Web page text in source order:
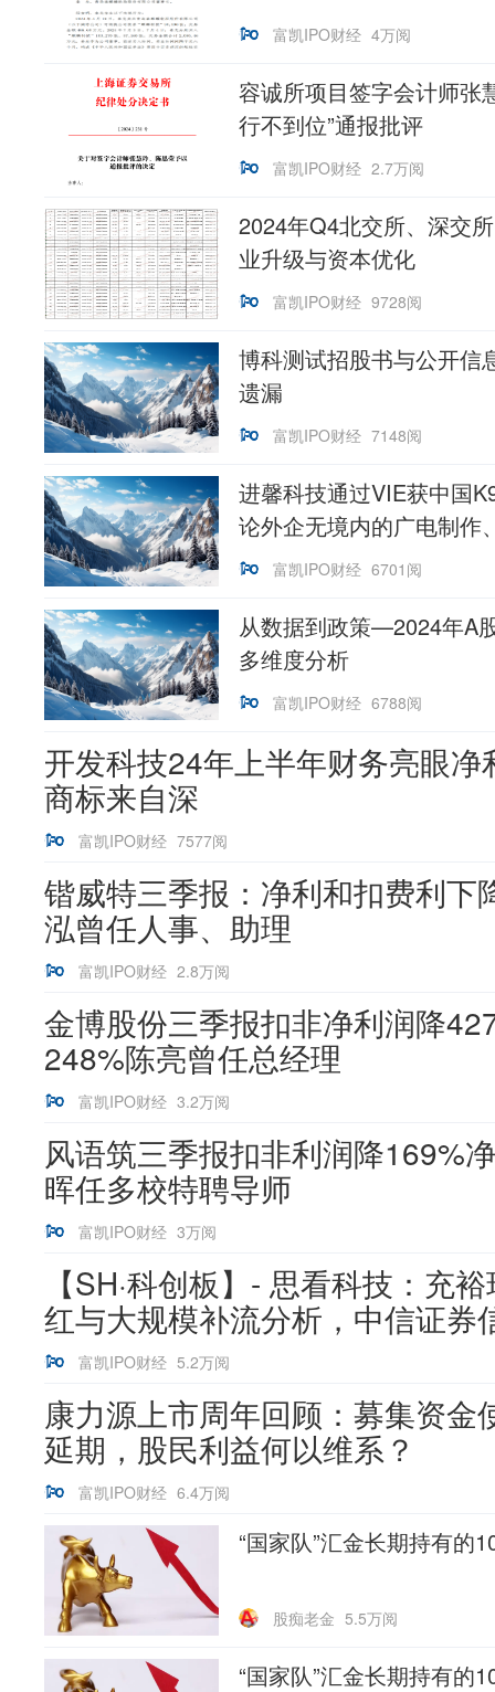
富凯IPO财经 4万阅
容诚所项目签字会计师张
行不到位”通报批评
富凯IPO财经 2.7万阅
2024年Q4北交所、深交
业升级与资本优化
富凯IPO财经 9728阅
博科测试招股书与公开信
遗漏
富凯IPO财经 7148阅
进馨科技通过VIE获中国
论外企无境内的广电制作
富凯IPO财经 6701阅
从数据到政策—2024年A
多维度分析
富凯IPO财经 6788阅
开发科技24年上半年财务亮眼
商标来自深
富凯IPO财经 7577阅
锴威特三季报：净利和扣费利下
泓曾任人事、助理
富凯IPO财经 2.8万阅
金博股份三季报扣非净利润降
248%陈亮曾任总经理
富凯IPO财经 3.2万阅
风语筑三季报扣非利润降169%
晖任多校特聘导师
富凯IPO财经 3万阅
【SH·科创板】- 思看科技：充
红与大规模补流分析，中信证券
富凯IPO财经 5.2万阅
康力源上市周年回顾：募集资金
延期，股民利益何以维系？
富凯IPO财经 6.4万阅
“国家队”汇金长期持有的
股痴老金 5.5万阅
“国家队”汇金长期持有的